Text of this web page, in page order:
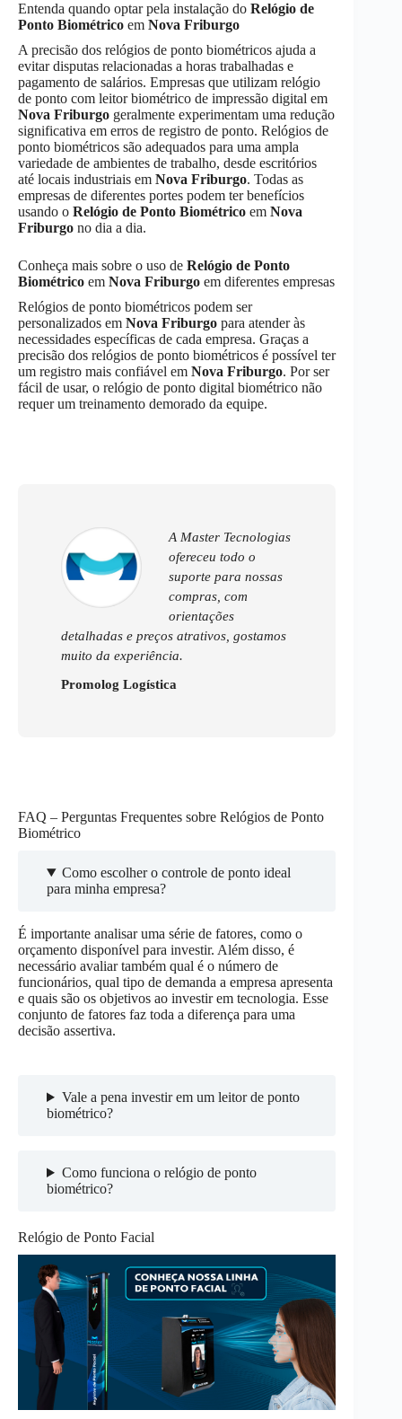
Entenda quando optar pela instalação do Relógio de
Ponto Biométrico em Nova Friburgo
A precisão dos relógios de ponto biométricos ajuda a
evitar disputas relacionadas a horas trabalhadas e
pagamento de salários. Empresas que utilizam relógio
de ponto com leitor biométrico de impressão digital em
Nova Friburgo geralmente experimentam uma redução
significativa em erros de registro de ponto. Relógios de
ponto biométricos são adequados para uma ampla
variedade de ambientes de trabalho, desde escritórios
até locais industriais em Nova Friburgo. Todas as
empresas de diferentes portes podem ter benefícios
usando o Relógio de Ponto Biométrico em Nova
Friburgo no dia a dia.
Conheça mais sobre o uso de Relógio de Ponto
Biométrico em Nova Friburgo em diferentes empresas
Relógios de ponto biométricos podem ser
personalizados em Nova Friburgo para atender às
necessidades específicas de cada empresa. Graças a
precisão dos relógios de ponto biométricos é possível ter
um registro mais confiável em Nova Friburgo. Por ser
fácil de usar, o relógio de ponto digital biométrico não
requer um treinamento demorado da equipe.
A Master Tecnologias
ofereceu todo o
suporte para nossas
compras, com
orientações
detalhadas e preços atrativos, gostamos
muito da experiência.
Promolog Logística
FAQ – Perguntas Frequentes sobre Relógios de Ponto
Biométrico
Como escolher o controle de ponto ideal
para minha empresa?
É importante analisar uma série de fatores, como o
orçamento disponível para investir. Além disso, é
necessário avaliar também qual é o número de
funcionários, qual tipo de demanda a empresa apresenta
e quais são os objetivos ao investir em tecnologia. Esse
conjunto de fatores faz toda a diferença para uma
decisão assertiva.
Vale a pena investir em um leitor de ponto
biométrico?
Como funciona o relógio de ponto
biométrico?
Relógio de Ponto Facial